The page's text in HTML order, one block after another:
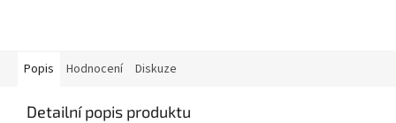
Popis Hodnocení Diskuze
Detailní popis produktu